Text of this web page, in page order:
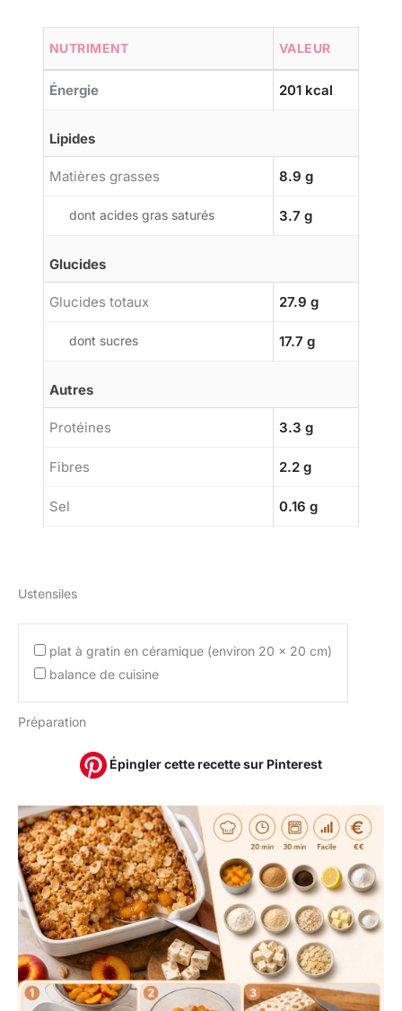
NUTRIMENT VALEUR
Énergie 201 kcal
Lipides
Matières grasses 8.9 g
dont acides gras saturés 3.7 g
Glucides
Glucides totaux 27.9 g
dont sucres 17.7 g
Autres
Protéines 3.3 g
Fibres 2.2 g
Sel 0.16 g
Ustensiles
plat à gratin en céramique (environ 20 x 20 cm)
balance de cuisine
Préparation
Épingler cette recette sur Pinterest